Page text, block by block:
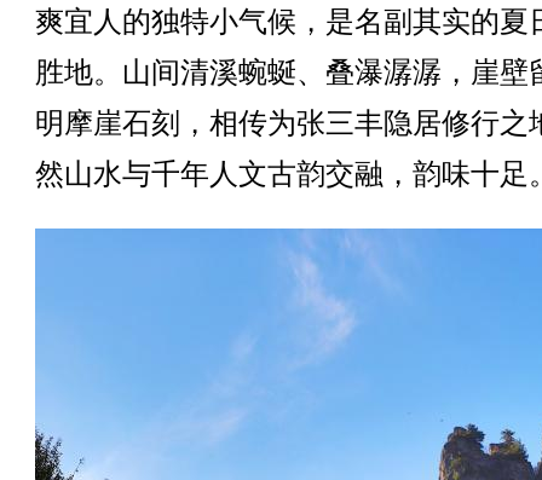
爽宜人的独特小气候，是名副其实的夏
胜地。山间清溪蜿蜒、叠瀑潺潺，崖壁
明摩崖石刻，相传为张三丰隐居修行之
然山水与千年人文古韵交融，韵味十足